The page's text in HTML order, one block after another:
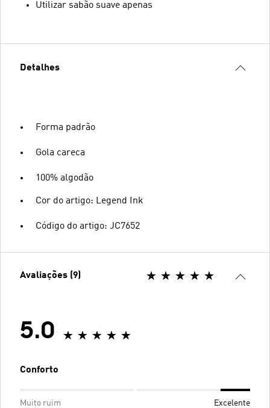
Utilizar sabão suave apenas
Detalhes
Forma padrão
Gola careca
100% algodão
Cor do artigo: Legend Ink
Código do artigo: JC7652
Avaliações (9)
5.0
Conforto
Muito ruim Excelente